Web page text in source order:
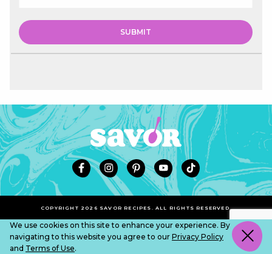
COPYRIGHT 2026 SAVOR RECIPES. ALL RIGHTS RESERVED.
We use cookies on this site to enhance your experience. By
navigating to this website you agree to our Privacy Policy
and Terms of Use.